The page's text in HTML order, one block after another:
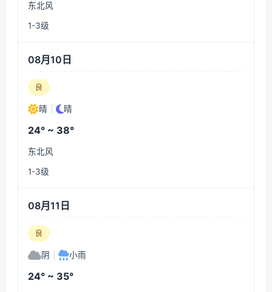
东北风
1-3级
08月10日
良
晴 晴
24° ~ 38°
东北风
1-3级
08月11日
良
阴 小雨
24° ~ 35°